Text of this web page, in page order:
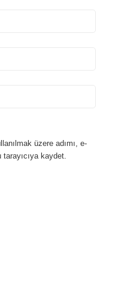
üzere adımı, e-
kaydet.